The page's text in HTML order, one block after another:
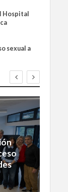
Hospital
sexual a